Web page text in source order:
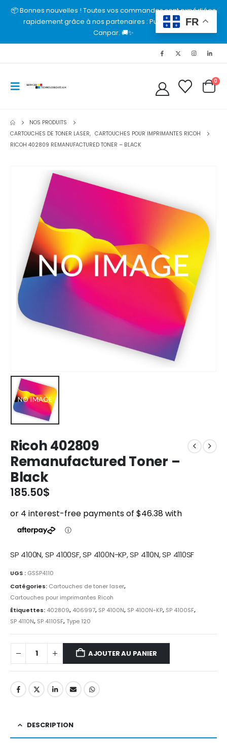
📦 Bonnes nouvelles ! Toutes vos commandes sont expédiées
rapidement grâce à nos partenaires : Purolator, UPS et
Canpar. 🚚✨
0
NOS PRODUITS
CARTOUCHES DE TONER LASER, CARTOUCHES POUR IMPRIMANTES RICOH
RICOH 402809 REMANUFACTURED TONER – BLACK
Ricoh 402809
Remanufactured Toner –
Black
185.50$
SP 4100N, SP 4100SF, SP 4100N-KP, SP 4110N, SP 4110SF
UGS : GSSP4110
Catégories: Cartouches de toner laser,
Cartouches pour imprimantes Ricoh
Étiquettes: 402809, 406997, SP 4100N, SP 4100N-KP, SP 4100SF,
SP 4110N, SP 4110SF,Type 120
AJOUTER AU PANIER
DESCRIPTION
FR